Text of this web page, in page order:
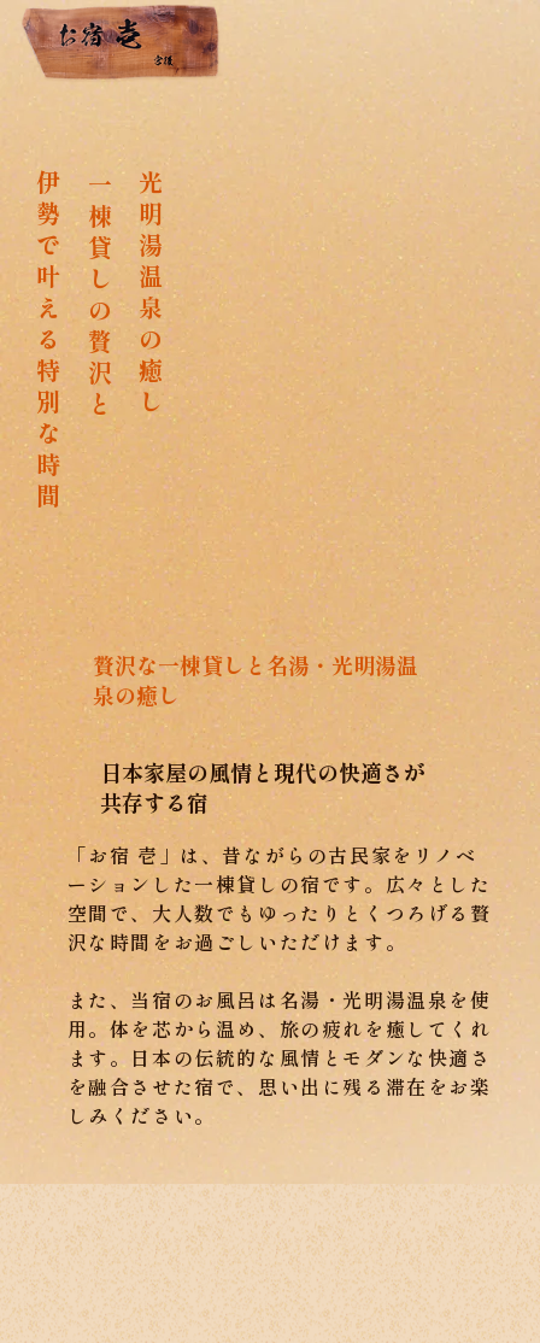
お宿 壱
伊
勢
で
叶
え
る
特
別
な
時
間
一
棟
貸
し
の
贅
沢
と
光
明
湯
温
泉
の
癒
し
贅沢な一棟貸しと名湯・光明湯温
泉の癒し
日本家屋の風情と現代の快適さが
共存する宿
「お宿 壱」は、昔ながらの古民家をリノベ
ーションした一棟貸しの宿です。広々とした
空間で、大人数でもゆったりとくつろげる贅
沢な時間をお過ごしいただけます。
また、当宿のお風呂は名湯・光明湯温泉を使
用。体を芯から温め、旅の疲れを癒してくれ
ます。日本の伝統的な風情とモダンな快適さ
を融合させた宿で、思い出に残る滞在をお楽
しみください。